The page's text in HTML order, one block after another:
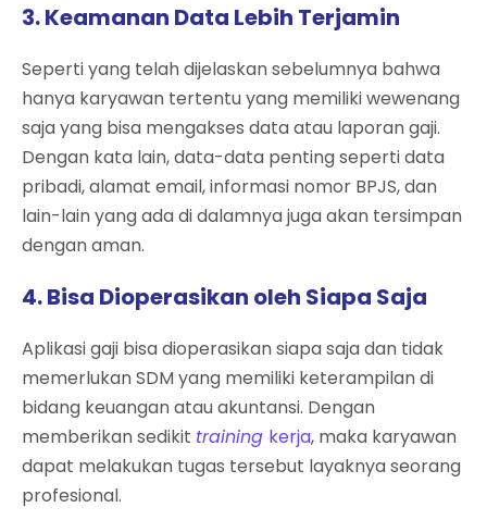
3. Keamanan Data Lebih Terjamin
Seperti yang telah dijelaskan sebelumnya bahwa
hanya karyawan tertentu yang memiliki wewenang
saja yang bisa mengakses data atau laporan gaji.
Dengan kata lain, data-data penting seperti data
pribadi, alamat email, informasi nomor BPJS, dan
lain-lain yang ada di dalamnya juga akan tersimpan
dengan aman.
4. Bisa Dioperasikan oleh Siapa Saja
Aplikasi gaji bisa dioperasikan siapa saja dan tidak
memerlukan SDM yang memiliki keterampilan di
bidang keuangan atau akuntansi. Dengan
memberikan sedikit training kerja, maka karyawan
dapat melakukan tugas tersebut layaknya seorang
profesional.